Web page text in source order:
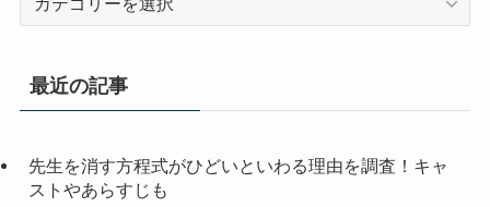
リ
最近の記事
先生を消す方程式がひどいといわる理由を調査！キャ
ストやあらすじも